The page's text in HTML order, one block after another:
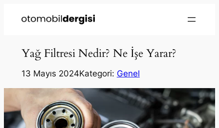
Yağ Filtresi Nedir? Ne İşe Yarar?
13 Mayıs 2024Kategori: Genel